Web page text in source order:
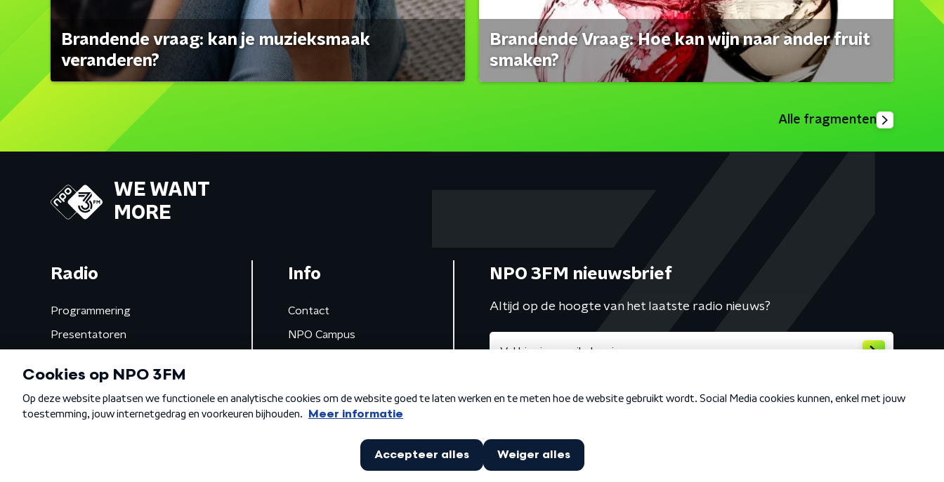
Brandende vraag: kan je muzieksmaak
veranderen?
Brandende Vraag: Hoe kan wijn naar ander fruit
smaken?
Alle fragmenten
WE WANT
MORE
Radio
Programmering
Presentatoren
Gemist
Info
Contact
NPO Campus
NPO 3FM nieuwsbrief
Altijd op de hoogte van het laatste radio nieuws?
Algemene voorwaarden Privacybeleid